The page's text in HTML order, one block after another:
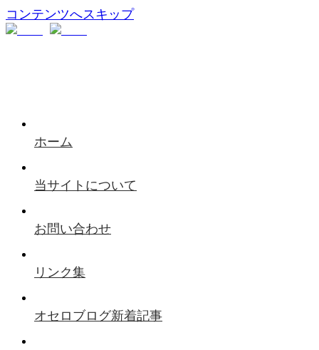
コンテンツへスキップ
ホーム
当サイトについて
お問い合わせ
リンク集
オセロブログ新着記事